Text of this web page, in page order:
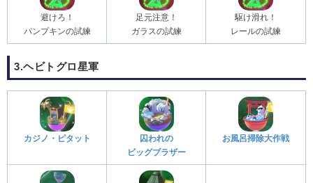
避けろ！
パンプキンの試練
足元注意！
ガラスの試練
駆け滑れ！
レールの試練
3.ヘビトグロ星軍
カジノ・ピタット
囚われの
ビッグブラザー
お風呂掃除大作戦